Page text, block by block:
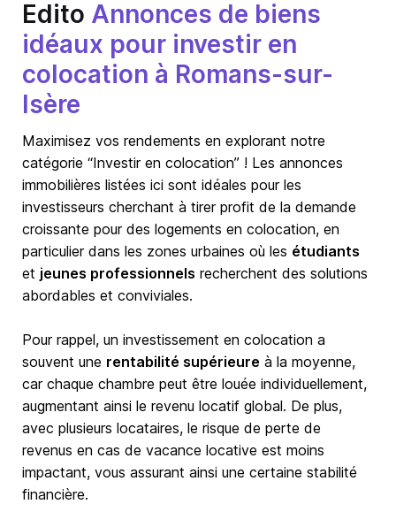
Edito Annonces de biens
idéaux pour investir en
colocation à Romans-sur-
Isère
Maximisez vos rendements en explorant notre
catégorie “Investir en colocation” ! Les annonces
immobilières listées ici sont idéales pour les
investisseurs cherchant à tirer profit de la demande
croissante pour des logements en colocation, en
particulier dans les zones urbaines où les étudiants
et jeunes professionnels recherchent des solutions
abordables et conviviales.
Pour rappel, un investissement en colocation a
souvent une rentabilité supérieure à la moyenne,
car chaque chambre peut être louée individuellement,
augmentant ainsi le revenu locatif global. De plus,
avec plusieurs locataires, le risque de perte de
revenus en cas de vacance locative est moins
impactant, vous assurant ainsi une certaine stabilité
financière.